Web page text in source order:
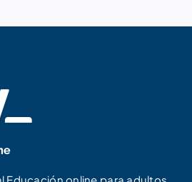
Educación online para adultos.